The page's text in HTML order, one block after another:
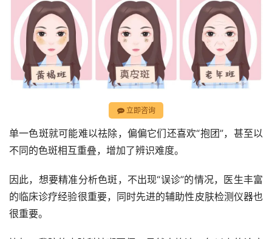
立即咨询
单一色斑就可能难以祛除，偏偏它们还喜欢“抱团”，甚至以
不同的色斑相互重叠，增加了辨识难度。
因此，想要精准分析色斑，不出现“误诊”的情况，医生丰富
的临床诊疗经验很重要，同时先进的辅助性皮肤检测仪器也
很重要。